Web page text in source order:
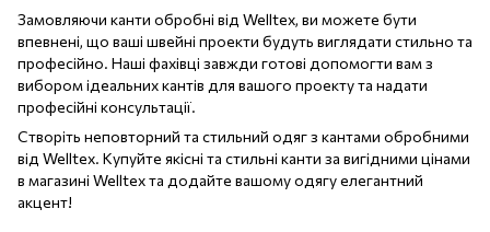
Замовляючи канти обробні від Welltex, ви можете бути
впевнені, що ваші швейні проекти будуть виглядати стильно та
професійно. Наші фахівці завжди готові допомогти вам з
вибором ідеальних кантів для вашого проекту та надати
професійні консультації.
Створіть неповторний та стильний одяг з кантами обробними
від Welltex. Купуйте якісні та стильні канти за вигідними цінами
в магазині Welltex та додайте вашому одягу елегантний
акцент!